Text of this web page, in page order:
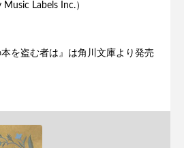
Labels Inc.）
を盗む者は』は角川文庫より発売